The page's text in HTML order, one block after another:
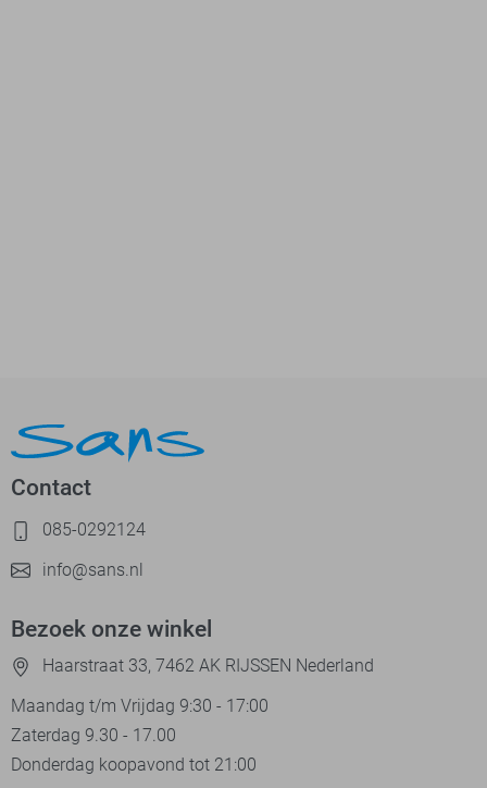
Contact
085-0292124
info@sans.nl
Bezoek onze winkel
Haarstraat 33, 7462 AK RIJSSEN Nederland
Maandag t/m Vrijdag 9:30 - 17:00
Zaterdag 9.30 - 17.00
Donderdag koopavond tot 21:00